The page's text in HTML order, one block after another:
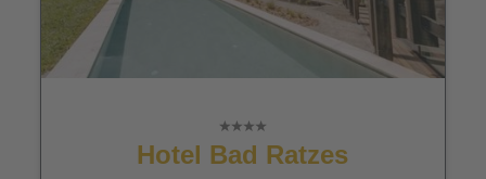
Hotel Bad Ratzes